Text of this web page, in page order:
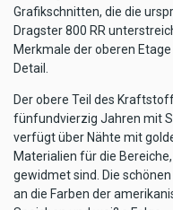
Grafikschnitten, die die
Dragster 800 RR
Merkmale der oberen
Detail.
Der obere Teil des
fünfundvierzig Jahren mit
verfügt über Nähte mit
Materialien für die
gewidmet sind. Die
an die Farben der